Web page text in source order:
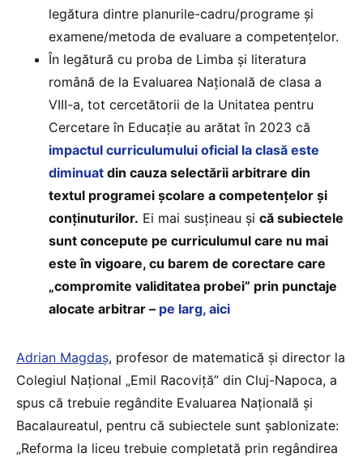
legătura dintre planurile-cadru/programe și
examene/metoda de evaluare a competențelor.
În legătură cu proba de Limba și literatura
română de la Evaluarea Națională de clasa a
VIII-a, tot cercetătorii de la Unitatea pentru
Cercetare în Educație au arătat în 2023 că
impactul curriculumului oficial la clasă este
diminuat din cauza selectării arbitrare din
textul programei școlare a competențelor și
conținuturilor. Ei mai susțineau și că subiectele
sunt concepute pe curriculumul care nu mai
este în vigoare, cu barem de corectare care
„compromite validitatea probei” prin punctaje
alocate arbitrar – pe larg, aici
Adrian Magdaș, profesor de matematică și director la
Colegiul Național „Emil Racoviță” din Cluj-Napoca, a
spus că trebuie regândite Evaluarea Națională și
Bacalaureatul, pentru că subiectele sunt șablonizate:
„Reforma la liceu trebuie completată prin regândirea